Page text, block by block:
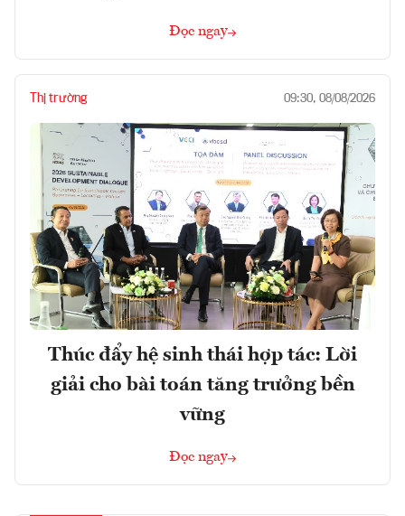
Đọc ngay
Thị trường 09:30, 08/08/2026
Thúc đẩy hệ sinh thái hợp tác: Lời
giải cho bài toán tăng trưởng bền
vững
Đọc ngay